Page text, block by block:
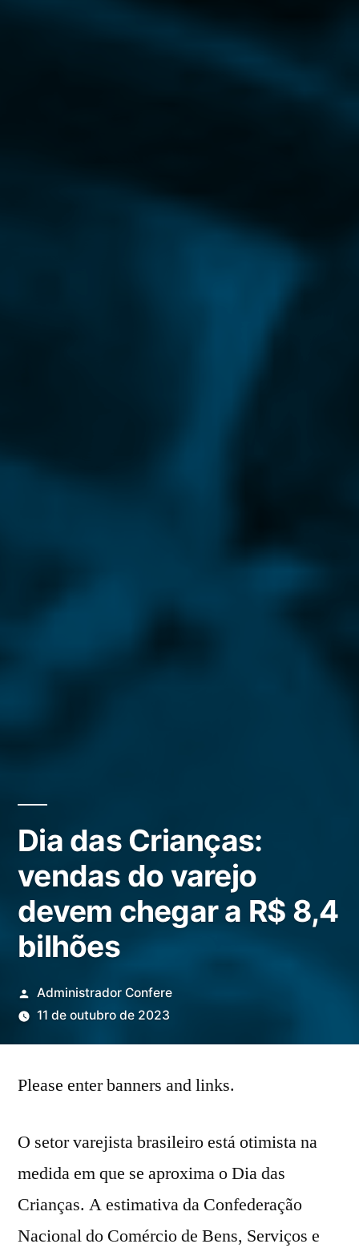
Dia das Crianças:
vendas do varejo
devem chegar a R$ 8,4
bilhões
Publicado
por
Administrador Confere
11 de outubro de 2023
Please enter banners and links.
O setor varejista brasileiro está otimista na
medida em que se aproxima o Dia das
Crianças. A estimativa da Confederação
Nacional do Comércio de Bens, Serviços e